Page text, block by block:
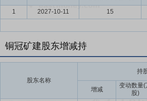
1 2027-10-11 15
铜冠矿建股东增减持
股东名称
持
增减
变动数量(
股)